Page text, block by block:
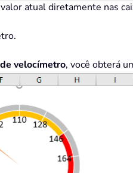
atual diretamente nas
velocímetro, você obterá